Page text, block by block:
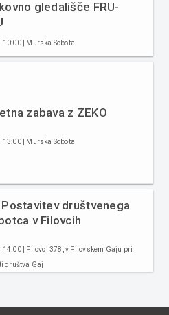
gledališče FRU-
10:00 | Murska Sobota
zabava z ZEKO
13:00 | Murska Sobota
društvenega
v Filovcih
14:00 | Filovci 378, v Filovskem Gaju pri
društva Gaj